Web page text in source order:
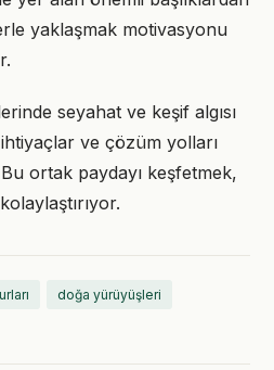
yaklaşmak motivasyonu
seyahat ve keşif algısı
ve çözüm yolları
ortak paydayı keşfetmek,
doğa yürüyüşleri